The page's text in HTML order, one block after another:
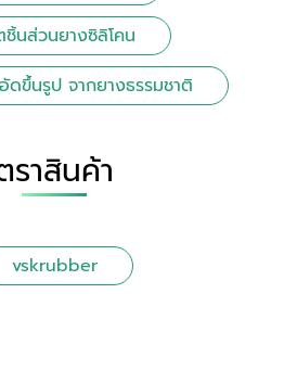
นส่วนยางซิลิโคน
ดขึ้นรูป จากยางธรรมชาติ
ราสินค้า
vskrubber